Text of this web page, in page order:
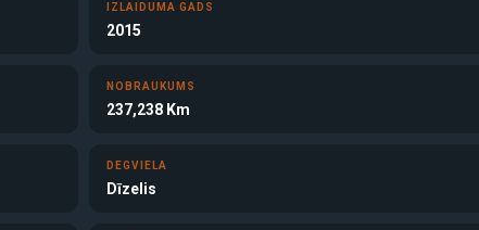
IZLAIDUMA GADS
2015
NOBRAUKUMS
237,238 Km
DEGVIELA
Dīzelis